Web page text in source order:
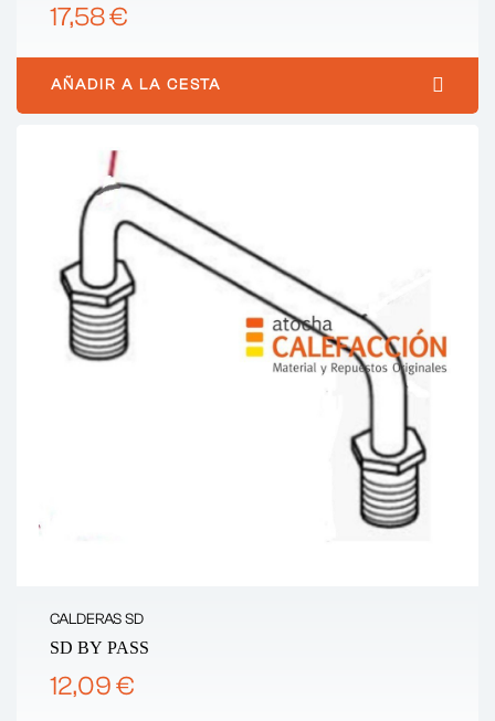
17,58 €
AÑADIR A LA CESTA
CALDERAS SD
SD BY PASS
12,09 €